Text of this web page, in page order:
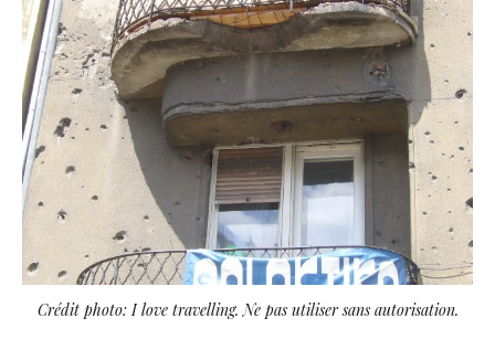
Crédit photo: I love travelling. Ne pas utiliser sans autorisation.